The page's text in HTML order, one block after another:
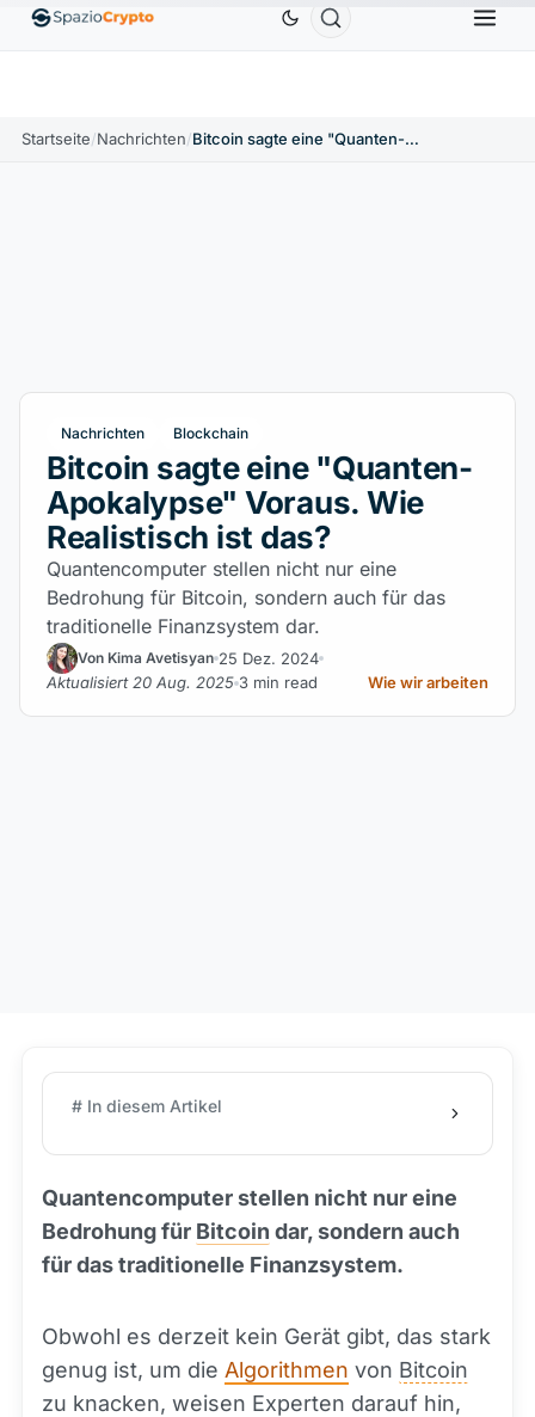
EthereumETH1.880,58 $ TetherUSDT0,9991 $ BNBBNB
Startseite/Nachrichten/ Bitcoin sagte eine "Quanten-Apokalypse" Voraus. Wie Realistisch ist das?
Nachrichten Blockchain
Bitcoin sagte eine "Quanten-
Apokalypse" Voraus. Wie
Realistisch ist das?
Quantencomputer stellen nicht nur eine
Bedrohung für Bitcoin, sondern auch für das
traditionelle Finanzsystem dar.
Von Kima Avetisyan 25 Dez. 2024
Aktualisiert 20 Aug. 2025 3 min read Wie wir arbeiten
# In diesem Artikel
Quantencomputer stellen nicht nur eine
Bedrohung für Bitcoin dar, sondern auch
für das traditionelle Finanzsystem.
Obwohl es derzeit kein Gerät gibt, das stark
genug ist, um die Algorithmen von Bitcoin
zu knacken, weisen Experten darauf hin,